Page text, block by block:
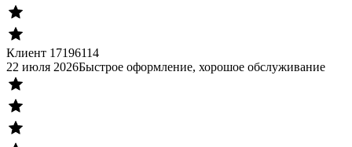
Клиент 17196114
22 июля 2026Быстрое оформление, хорошое обслуживание